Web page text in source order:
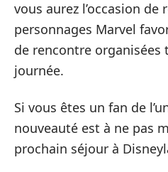
vous aurez l’occasion de
personnages Marvel
de rencontre organisées
journée.
Si vous êtes un fan de
nouveauté est à ne pas
prochain séjour à